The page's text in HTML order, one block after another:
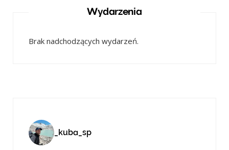
Wydarzenia
Brak nadchodzących wydarzeń.
_kuba_sp